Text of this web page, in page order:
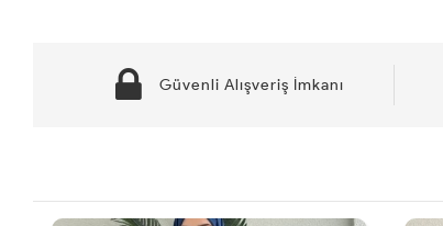
Güvenli Alışveriş İmkanı